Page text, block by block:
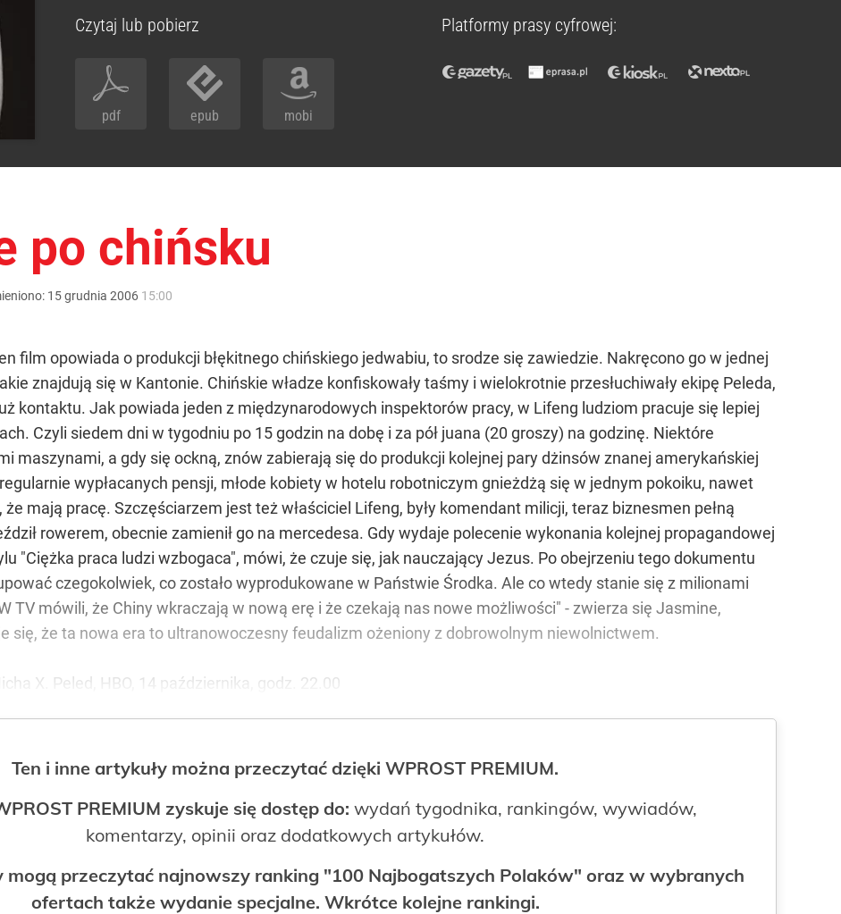
Czytaj lub pobierz
pdf epub mobi
Platformy prasy cyfrowej:
po chińsku
15grudnia 2006 15:00
film opowiada o produkcji błękitnego chińskiego jedwabiu, to srodze się zawiedzie. Nakręcono go w jednej
znajdują się w Kantonie. Chińskie władze konfiskowały taśmy i wielokrotnie przesłuchiwały ekipę Peleda,
kontaktu. Jak powiada jeden z międzynarodowych inspektorów pracy, w Lifeng ludziom pracuje się lepiej
Czyli siedem dni w tygodniu po 15 godzin na dobę i za pół juana (20 groszy) na godzinę. Niektóre
maszynami, a gdy się ockną, znów zabierają się do produkcji kolejnej pary dżinsów znanej amerykańskiej
wypłacanych pensji, młode kobiety w hotelu robotniczym gnieżdżą się w jednym pokoiku, nawet
mają pracę. Szczęściarzem jest też właściciel Lifeng, były komendant milicji, teraz biznesmen pełną
rowerem, obecnie zamienił go na mercedesa. Gdy wydaje polecenie wykonania kolejnej propagandowej
"Ciężka praca ludzi wzbogaca", mówi, że czuje się, jak nauczający Jezus. Po obejrzeniu tego dokumentu
czegokolwiek, co zostało wyprodukowane w Państwie Środka. Ale co wtedy stanie się z milionami
TV mówili, że Chiny wkraczają w nową erę i że czekają nas nowe możliwości" - zwierza się Jasmine,
się, że ta nowa era to ultranowoczesny feudalizm ożeniony z dobrowolnym niewolnictwem.
X. Peled, HBO, 14 października, godz. 22.00
Ten i inne artykuły można przeczytać dzięki WPROST PREMIUM.
PREMIUM zyskuje się dostęp do: wydań tygodnika, rankingów, wywiadów,
komentarzy, opinii oraz dodatkowych artykułów.
mogą przeczytać najnowszy ranking "100 Najbogatszych Polaków" oraz w wybranych
ofertach także wydanie specjalne. Wkrótce kolejne rankingi.